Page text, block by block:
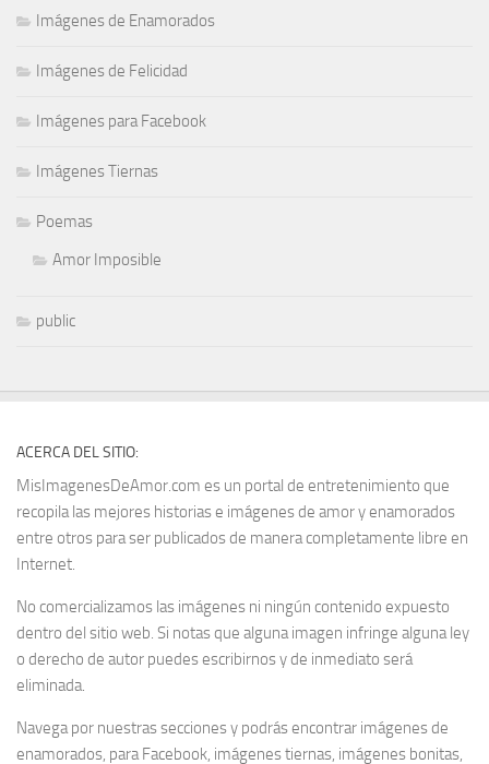
Imágenes de Enamorados
Imágenes de Felicidad
Imágenes para Facebook
Imágenes Tiernas
Poemas
Amor Imposible
public
ACERCA DEL SITIO:
MisImagenesDeAmor.com es un portal de entretenimiento que
recopila las mejores historias e imágenes de amor y enamorados
entre otros para ser publicados de manera completamente libre en
Internet.
No comercializamos las imágenes ni ningún contenido expuesto
dentro del sitio web. Si notas que alguna imagen infringe alguna ley
o derecho de autor puedes escribirnos y de inmediato será
eliminada.
Navega por nuestras secciones y podrás encontrar imágenes de
enamorados, para Facebook, imágenes tiernas, imágenes bonitas,